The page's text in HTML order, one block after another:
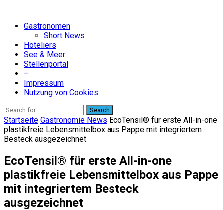
Gastronomen
Short News
Hoteliers
See & Meer
Stellenportal
–
Impressum
Nutzung von Cookies
Search
Startseite Gastronomie News EcoTensil® für erste All-in-one
plastikfreie Lebensmittelbox aus Pappe mit integriertem
Besteck ausgezeichnet
EcoTensil® für erste All-in-one
plastikfreie Lebensmittelbox aus Pappe
mit integriertem Besteck
ausgezeichnet